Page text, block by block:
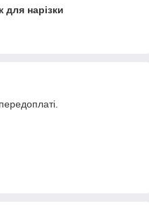
для нарізки